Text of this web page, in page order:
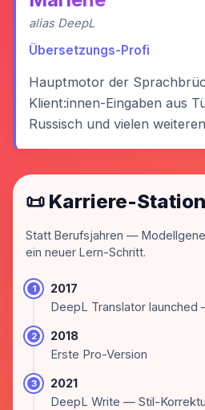
alias DeepL
Übersetzungs-Profi
Hauptmotor der
Klient:innen-Eingaben aus
Russisch und vielen
📜 Karriere-
Statt Berufsjahren —
ein neuer Lern-Schritt.
1
2017
DeepL Translator launched
2
2018
Erste Pro-Version
3
2021
DeepL Write — Stil-